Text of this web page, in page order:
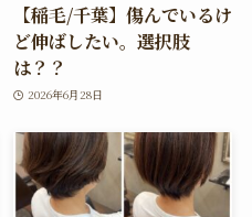
【稲毛/千葉】傷んでいるけ
ど伸ばしたい。選択肢
は？？
2026年6月28日